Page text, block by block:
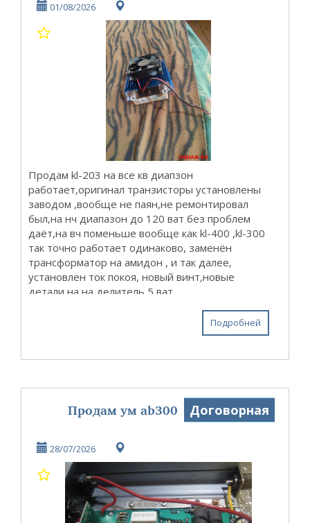
01/08/2026
Продам kl-203 на все кв диапзон
работает,оригинал транзисторы установлены
заводом ,вообще не паян,не ремонтировал
был,на нч диапазон до 120 ват без проблем
даёт,на вч поменьше вообще как kl-400 ,kl-300
так точно работает одинаково, заменён
трансформатор на амидон , и так далее,
установлен ток покоя, новый винт,новые
детали на на делитель 5 ват
или педаль,хотя заводское переключение тоже
Подробней
Продам ум ab300 Договорная
28/07/2026